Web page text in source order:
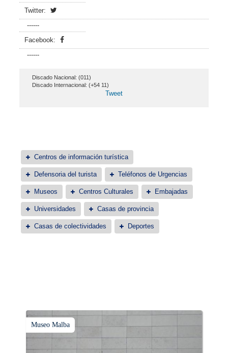
Twitter:
------
Facebook:
------
Discado Nacional: (011)
Discado Internacional: (+54 11)
Tweet
Centros de información turística
Defensoria del turista Teléfonos de Urgencias
Museos Centros Culturales Embajadas
Universidades Casas de provincia
Casas de colectividades Deportes
Museo Malba